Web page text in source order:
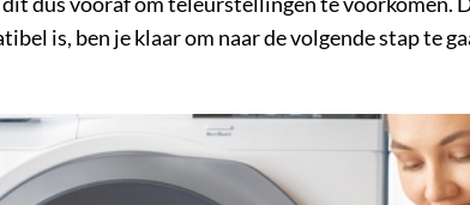
is, ben je klaar om naar de volgende stap te